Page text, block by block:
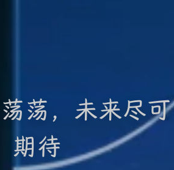
荡，未来尽可
期待